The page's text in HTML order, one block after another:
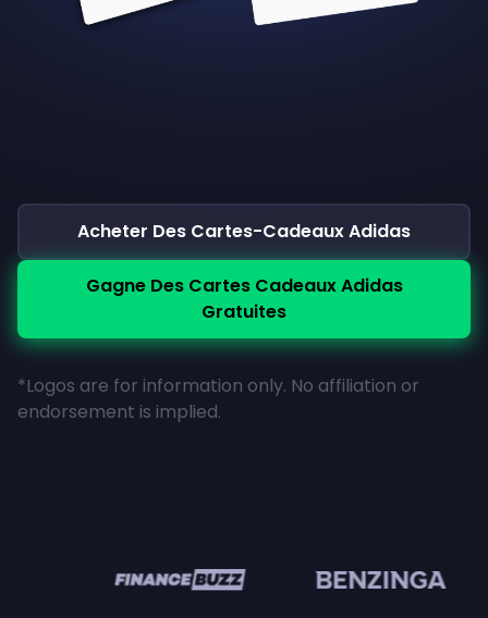
Acheter Des Cartes-Cadeaux Adidas
Gagne Des Cartes Cadeaux Adidas
Gratuites
*Logos are for information only. No affiliation or
endorsement is implied.